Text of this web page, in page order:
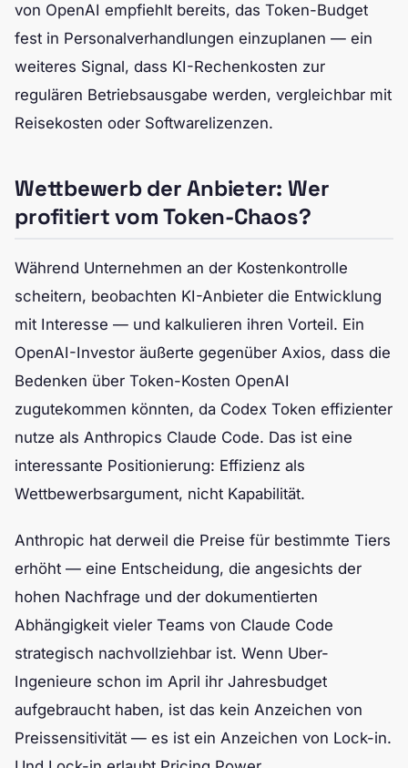
von OpenAI empfiehlt bereits, das Token-Budget
fest in Personalverhandlungen einzuplanen — ein
weiteres Signal, dass KI-Rechenkosten zur
regulären Betriebsausgabe werden, vergleichbar mit
Reisekosten oder Softwarelizenzen.
Wettbewerb der Anbieter: Wer
profitiert vom Token-Chaos?
Während Unternehmen an der Kostenkontrolle
scheitern, beobachten KI-Anbieter die Entwicklung
mit Interesse — und kalkulieren ihren Vorteil. Ein
OpenAI-Investor äußerte gegenüber Axios, dass die
Bedenken über Token-Kosten OpenAI
zugutekommen könnten, da Codex Token effizienter
nutze als Anthropics Claude Code. Das ist eine
interessante Positionierung: Effizienz als
Wettbewerbsargument, nicht Kapabilität.
Anthropic hat derweil die Preise für bestimmte Tiers
erhöht — eine Entscheidung, die angesichts der
hohen Nachfrage und der dokumentierten
Abhängigkeit vieler Teams von Claude Code
strategisch nachvollziehbar ist. Wenn Uber-
Ingenieure schon im April ihr Jahresbudget
aufgebraucht haben, ist das kein Anzeichen von
Preissensitivität — es ist ein Anzeichen von Lock-in.